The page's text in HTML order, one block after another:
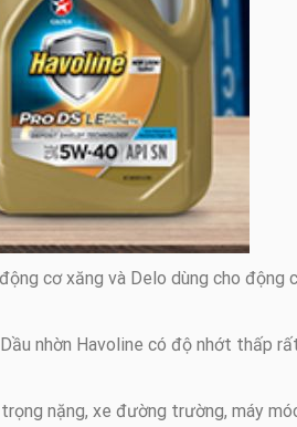
cơ xăng và Delo dùng cho động
nhờn Havoline có độ nhớt thấp
nặng, xe đường trường, máy